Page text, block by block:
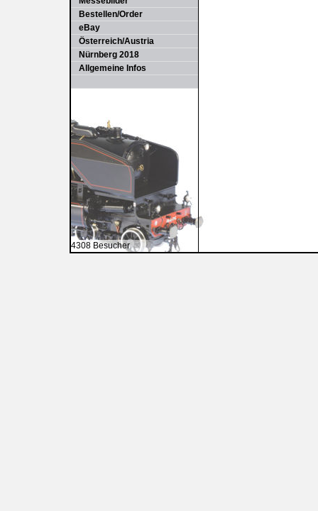
Bestellen/Order
eBay
Österreich/Austria
Nürnberg 2018
Allgemeine Infos
4308 Besucher